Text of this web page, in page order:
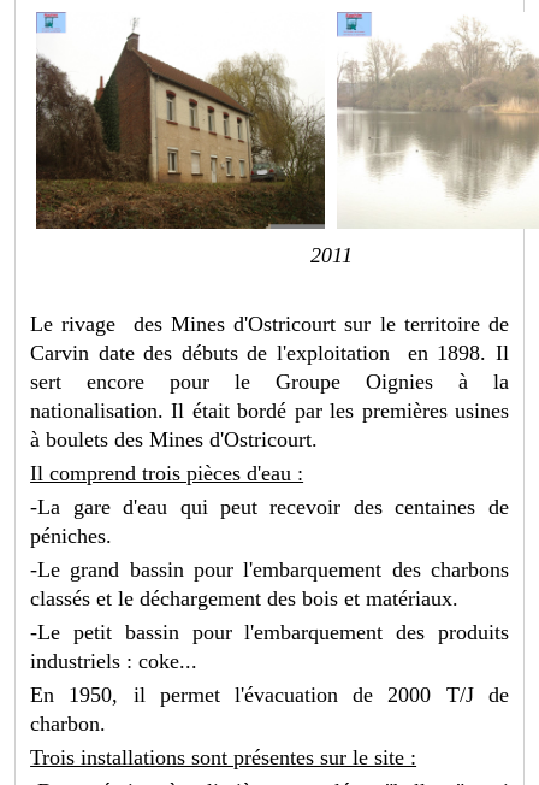
2011
Le rivage des Mines d'Ostricourt sur le territoire de
Carvin date des débuts de l'exploitation en 1898. Il
sert encore pour le Groupe Oignies à la
nationalisation. Il était bordé par les premières usines
à boulets des Mines d'Ostricourt.
Il comprend trois pièces d'eau :
-La gare d'eau qui peut recevoir des centaines de
péniches.
-Le grand bassin pour l'embarquement des charbons
classés et le déchargement des bois et matériaux.
-Le petit bassin pour l'embarquement des produits
industriels : coke...
En 1950, il permet l'évacuation de 2000 T/J de
charbon.
Trois installations sont présentes sur le site :